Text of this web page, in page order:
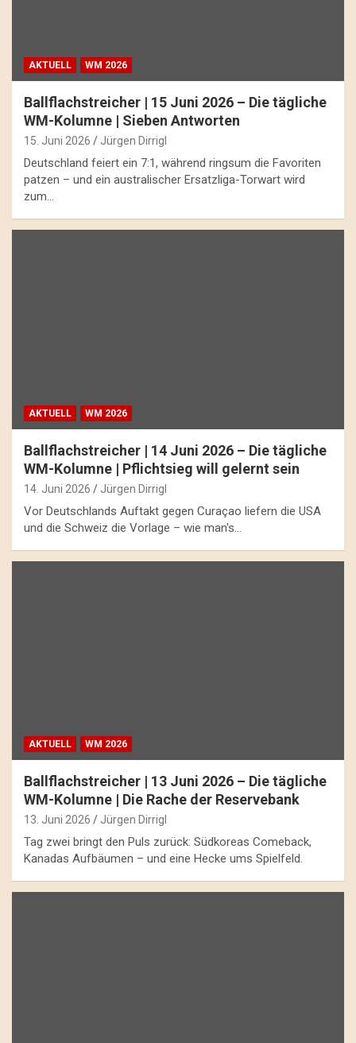
AKTUELL WM 2026
Ballflachstreicher | 15 Juni 2026 – Die tägliche
WM-Kolumne | Sieben Antworten
15. Juni 2026 Jürgen Dirrigl
Deutschland feiert ein 7:1, während ringsum die Favoriten
patzen – und ein australischer Ersatzliga-Torwart wird
zum…
AKTUELL WM 2026
Ballflachstreicher | 14 Juni 2026 – Die tägliche
WM-Kolumne | Pflichtsieg will gelernt sein
14. Juni 2026 Jürgen Dirrigl
Vor Deutschlands Auftakt gegen Curaçao liefern die USA
und die Schweiz die Vorlage – wie man's…
AKTUELL WM 2026
Ballflachstreicher | 13 Juni 2026 – Die tägliche
WM-Kolumne | Die Rache der Reservebank
13. Juni 2026 Jürgen Dirrigl
Tag zwei bringt den Puls zurück: Südkoreas Comeback,
Kanadas Aufbäumen – und eine Hecke ums Spielfeld.